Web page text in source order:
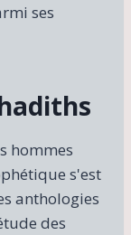
ses
hommes
s'est
anthologies
des